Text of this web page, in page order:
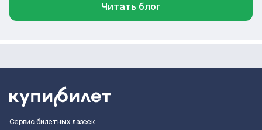
Читать блог
Сервис билетных лазеек